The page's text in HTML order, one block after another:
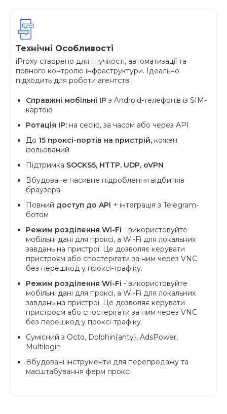
Технічні Особливості
iProxy створено для гнучкості, автоматизації та
повного контролю інфраструктури. Ідеально
підходить для роботи агентств:
Справжні мобільні IP з Android-телефонів із SIM-
картою
Ротація IP: на сесію, за часом або через API
До 15 проксі-портів на пристрій, кожен
ізольований
Підтримка SOCKS5, HTTP, UDP, oVPN
Вбудоване пасивне підроблення відбитків
браузера
Повний доступ до API + інтеграція з Telegram-
ботом
Режим розділення Wi-Fi - використовуйте
мобільні дані для проксі, а Wi-Fi для локальних
завдань на пристрої. Це дозволяє керувати
пристроєм або спостерігати за ним через VNC
без перешкод у проксі-трафіку.
Режим розділення Wi-Fi - використовуйте
мобільні дані для проксі, а Wi-Fi для локальних
завдань на пристрої. Це дозволяє керувати
пристроєм або спостерігати за ним через VNC
без перешкод у проксі-трафіку.
Сумісний з Octo, Dolphin{anty}, AdsPower,
Multilogin
Вбудовані інструменти для перепродажу та
масштабування ферм проксі